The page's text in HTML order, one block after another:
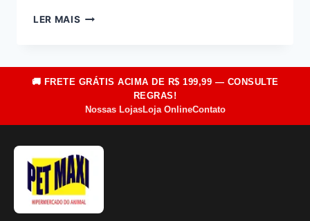
LER MAIS DESCUBRA
EVITAR
PULGAS
🚚 FRETE GRÁTIS ACIMA DE R$ 199,99 — CONSULTE
REGRAS!
Nossas LojasLoja OnlineContato